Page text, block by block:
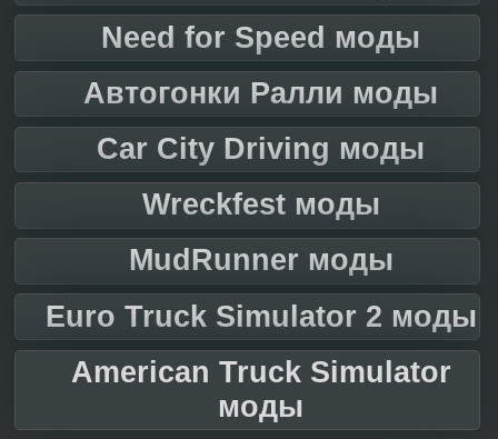
Need for Speed моды
Автогонки Ралли моды
Car City Driving моды
Wreckfest моды
MudRunner моды
Euro Truck Simulator 2 моды
American Truck Simulator
моды